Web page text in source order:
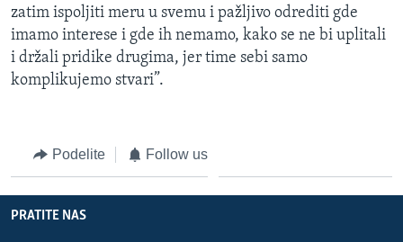
zatim ispoljiti meru u svemu i pažljivo odrediti gde
imamo interese i gde ih nemamo, kako se ne bi uplitali
i držali pridike drugima, jer time sebi samo
komplikujemo stvari”.
Podelite Follow us
PRATITE NAS